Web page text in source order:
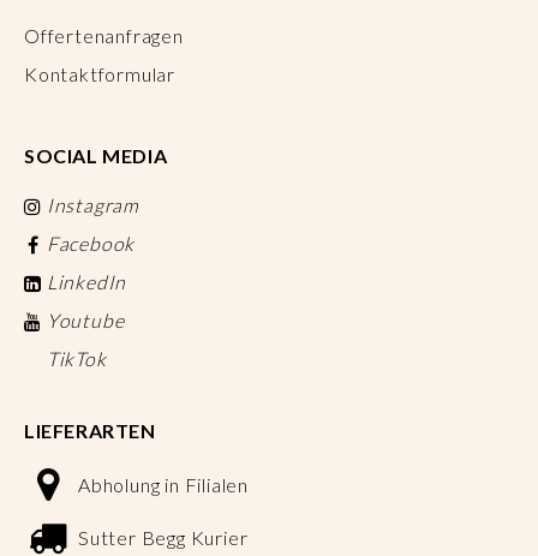
Offertenanfragen
Kontaktformular
SOCIAL MEDIA
Instagram
Facebook
LinkedIn
Youtube
TikTok
LIEFERARTEN
Abholung in Filialen
Sutter Begg Kurier